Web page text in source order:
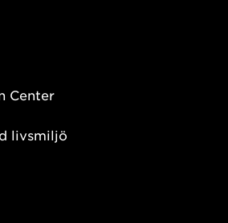
Center
livsmiljö